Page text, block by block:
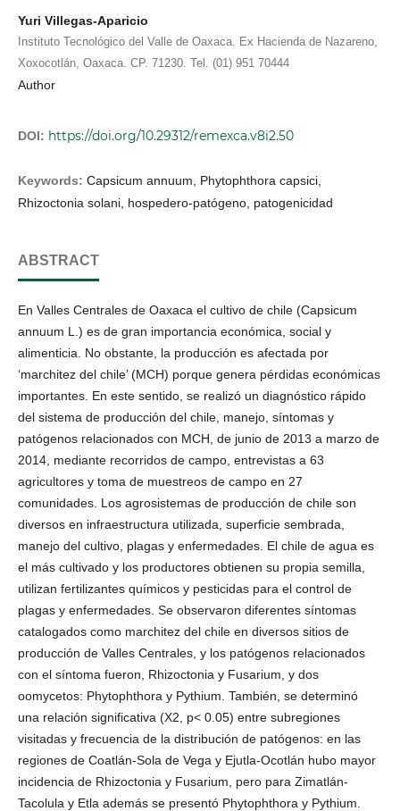
Yuri Villegas-Aparicio
Instituto Tecnológico del Valle de Oaxaca. Ex Hacienda de Nazareno,
Xoxocotlán, Oaxaca. CP. 71230. Tel. (01) 951 70444
Author
DOI: https://doi.org/10.29312/remexca.v8i2.50
Keywords: Capsicum annuum, Phytophthora capsici,
Rhizoctonia solani, hospedero-patógeno, patogenicidad
ABSTRACT
En Valles Centrales de Oaxaca el cultivo de chile (Capsicum
annuum L.) es de gran importancia económica, social y
alimenticia. No obstante, la producción es afectada por
‘marchitez del chile’ (MCH) porque genera pérdidas económicas
importantes. En este sentido, se realizó un diagnóstico rápido
del sistema de producción del chile, manejo, síntomas y
patógenos relacionados con MCH, de junio de 2013 a marzo de
2014, mediante recorridos de campo, entrevistas a 63
agricultores y toma de muestreos de campo en 27
comunidades. Los agrosistemas de producción de chile son
diversos en infraestructura utilizada, superficie sembrada,
manejo del cultivo, plagas y enfermedades. El chile de agua es
el más cultivado y los productores obtienen su propia semilla,
utilizan fertilizantes químicos y pesticidas para el control de
plagas y enfermedades. Se observaron diferentes síntomas
catalogados como marchitez del chile en diversos sitios de
producción de Valles Centrales, y los patógenos relacionados
con el síntoma fueron, Rhizoctonia y Fusarium, y dos
oomycetos: Phytophthora y Pythium. También, se determinó
una relación significativa (X2, p< 0.05) entre subregiones
visitadas y frecuencia de la distribución de patógenos: en las
regiones de Coatlán-Sola de Vega y Ejutla-Ocotlán hubo mayor
incidencia de Rhizoctonia y Fusarium, pero para Zimatlán-
Tacolula y Etla además se presentó Phytophthora y Pythium.